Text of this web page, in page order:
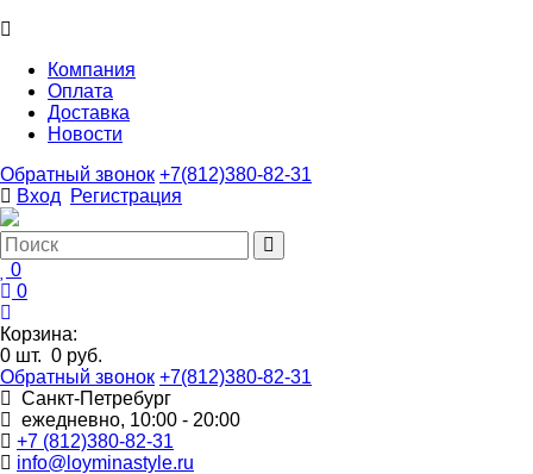
Компания
Оплата
Доставка
Новости
Обратный звонок +7(812)380-82-31
Вход
Регистрация
0
0
Корзина:
0 шт. 0 руб.
Обратный звонок +7(812)380-82-31
Санкт-Петребург
ежедневно, 10:00 - 20:00
+7 (812)380-82-31
info@loyminastyle.ru